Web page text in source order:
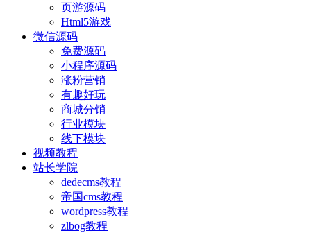
页游源码
Html5游戏
微信源码
免费源码
小程序源码
涨粉营销
有趣好玩
商城分销
行业模块
线下模块
视频教程
站长学院
dedecms教程
帝国cms教程
wordpress教程
zlbog教程